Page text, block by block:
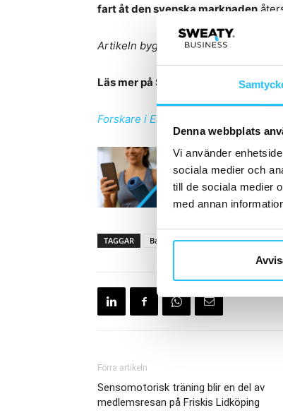
Denna webbplats
Vi använder
sociala medier och
till de sociala medier
med annan
fart åt den svenska marknaden
Artikeln bygger på och är bearbetad
Läs mer på Sweaty Business:
Forskare i England: Bastubad kan
TAGGAR Bastu Fitt Insider Recovery
Förra artikeln
Sensomotorisk träning blir en del av
medlemsresan på Friskis Lidköping